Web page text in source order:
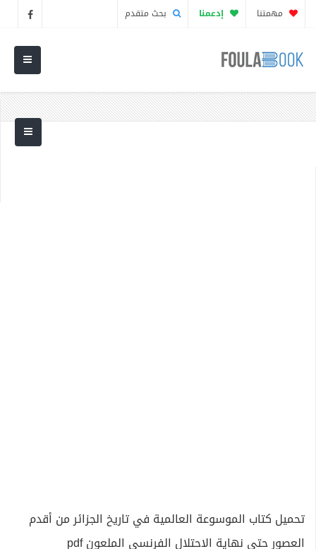
مهمتنا إدعمنا بحث متقدم
تحميل كتاب الموسوعة العالمية في تاريخ الجزائر من أقدم
العصور حتى نهاية الاحتلال الفرنسي الملعون pdf